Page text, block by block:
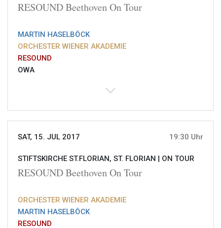
RESOUND Beethoven On Tour
MARTIN HASELBÖCK
ORCHESTER WIENER AKADEMIE
RESOUND
OWA
SAT, 15. JUL 2017 19:30 Uhr
STIFTSKIRCHE ST.FLORIAN, ST. FLORIAN | ON TOUR
RESOUND Beethoven On Tour
ORCHESTER WIENER AKADEMIE
MARTIN HASELBÖCK
RESOUND